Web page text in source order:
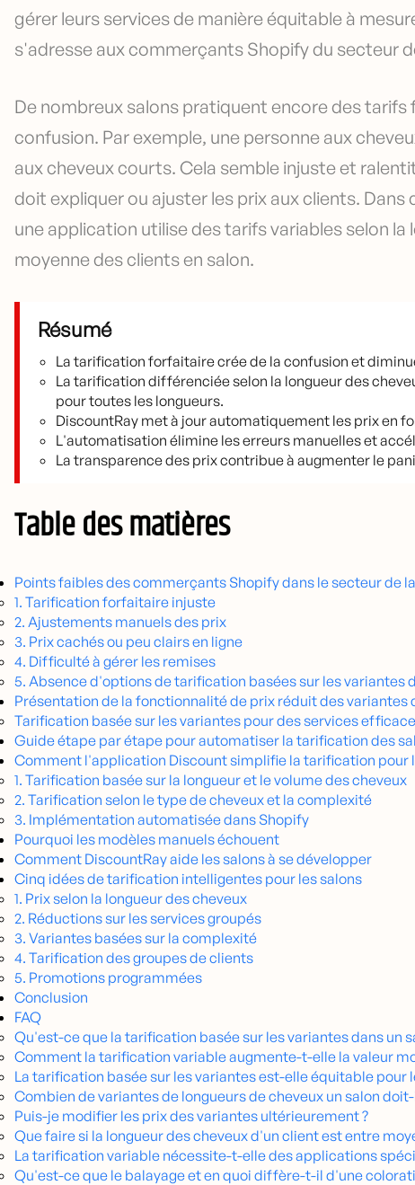
gérer leurs services de manière équitable à
s'adresse aux commerçants Shopify du secteur
De nombreux salons pratiquent encore des
confusion. Par exemple, une personne aux
aux cheveux courts. Cela semble injuste et
doit expliquer ou ajuster les prix aux clients.
une application utilise des tarifs variables selon
moyenne des clients en salon.
Résumé
La tarification forfaitaire crée de la confusion et
La tarification différenciée selon la longueur des
pour toutes les longueurs.
DiscountRay met à jour automatiquement les prix en
L'automatisation élimine les erreurs manuelles et
La transparence des prix contribue à augmenter le
Table des matières
Points faibles des commerçants Shopify dans le secteur de
1. Tarification forfaitaire injuste
2. Ajustements manuels des prix
3. Prix cachés ou peu clairs en ligne
4. Difficulté à gérer les remises
5. Absence d'options de tarification basées sur les variantes
Présentation de la fonctionnalité de prix réduit des variantes
Tarification basée sur les variantes pour des services
Guide étape par étape pour automatiser la tarification des
Comment l'application Discount simplifie la tarification pour
1. Tarification basée sur la longueur et le volume des cheveux
2. Tarification selon le type de cheveux et la complexité
3. Implémentation automatisée dans Shopify
Pourquoi les modèles manuels échouent
Comment DiscountRay aide les salons à se développer
Cinq idées de tarification intelligentes pour les salons
1. Prix selon la longueur des cheveux
2. Réductions sur les services groupés
3. Variantes basées sur la complexité
4. Tarification des groupes de clients
5. Promotions programmées
Conclusion
FAQ
Qu'est-ce que la tarification basée sur les variantes dans un
Comment la tarification variable augmente-t-elle la valeur
La tarification basée sur les variantes est-elle équitable pour
Combien de variantes de longueurs de cheveux un salon
Puis-je modifier les prix des variantes ultérieurement ?
Que faire si la longueur des cheveux d'un client est entre
La tarification variable nécessite-t-elle des applications
Qu'est-ce que le balayage et en quoi diffère-t-il d'une